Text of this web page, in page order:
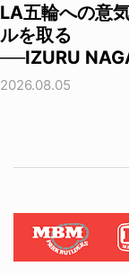
LA五輪への意
ルを取る
──IZURU
2026.08.05